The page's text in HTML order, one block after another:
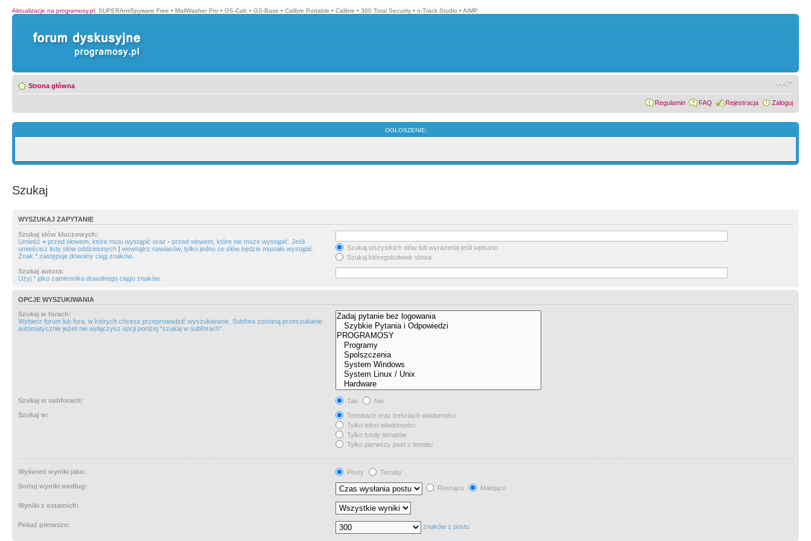
Aktualizacje na programosy.pl: SUPERAntiSpyware Free • MailWasher Pro • GS-Calc • GS-Base • Calibre Portable • Calibre • 360 Total Security • n-Track Studio • AIMP
Strona główna
Regulamin FAQ Rejestracja Zaloguj
OGŁOSZENIE:
Szukaj
WYSZUKAJ ZAPYTANIE
Szukaj słów kluczowych:
Umieść + przed słowem, które musi wystąpić oraz - przed słowem, które nie może wystąpić. Jeśli
umieścisz listę słów oddzielonych | wewnątrz nawiasów, tylko jedno ze słów będzie musiało wystąpić.
Znak * zastępuje dowolny ciąg znaków.
Szukaj wszystkich słów lub wyrażenia jeśli wpisano
Szukaj któregokolwiek słowa
Szukaj autora:
Użyj * jako zamiennika dowolnego ciągu znaków.
OPCJE WYSZUKIWANIA
Szukaj w forach:
Wybierz forum lub fora, w których chcesz przeprowadzić wyszukiwanie. Subfora zostaną przeszukanie
automatycznie jeżeli nie wyłączysz opcji poniżej “szukaj w subforach“.
Szukaj w subforach: Tak
Nie
Szukaj w:
Tematach oraz treściach wiadomości
Tylko tekst wiadomości
Tylko tytuły tematów
Tylko pierwszy post z tematu
Wyświetl wyniki jako: Posty
Tematy
Sortuj wyniki według:
Rosnąco Malejąco
Wyniki z ostatnich:
Pokaż pierwsze: znaków z postu